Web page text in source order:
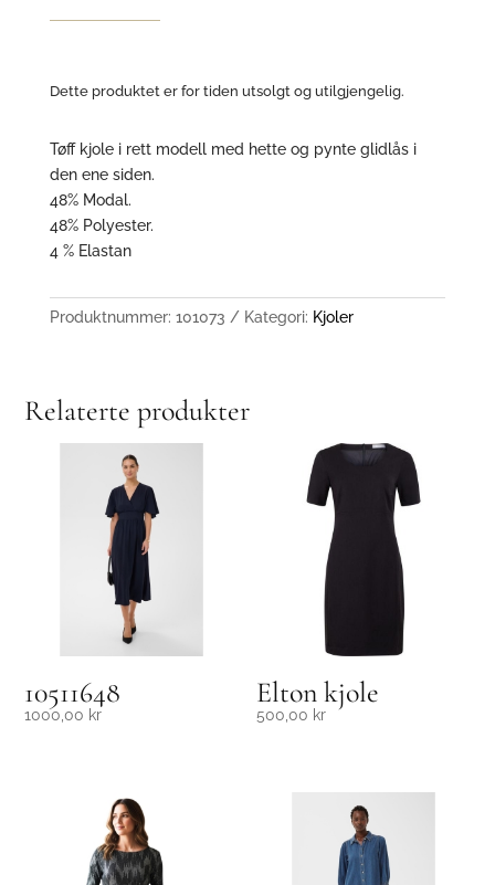
Dette produktet er for tiden utsolgt og utilgjengelig.
Tøff kjole i rett modell med hette og pynte glidlås i
den ene siden.
48% Modal.
48% Polyester.
4 % Elastan
Produktnummer: 101073 Kategori: Kjoler
Relaterte produkter
10511648
1000,00 kr
Elton kjole
500,00 kr